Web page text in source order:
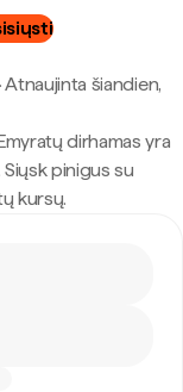
·Atnaujinta šiandien,
dirhamas yra
pinigus su
kursų.